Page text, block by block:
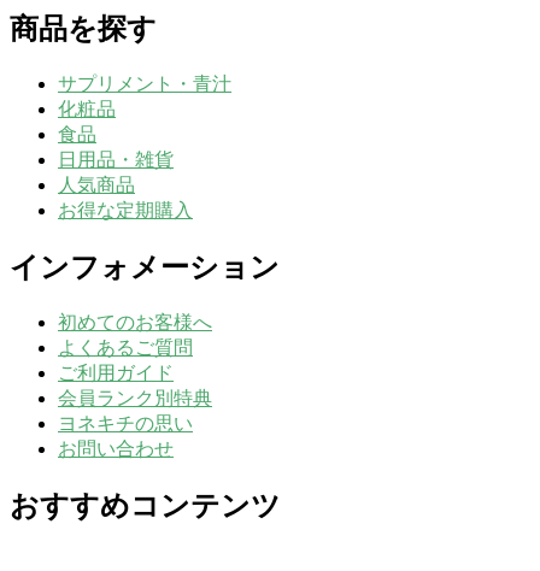
商品を探す
サプリメント・青汁
化粧品
食品
日用品・雑貨
人気商品
お得な定期購入
インフォメーション
初めてのお客様へ
よくあるご質問
ご利用ガイド
会員ランク別特典
ヨネキチの思い
お問い合わせ
おすすめコンテンツ